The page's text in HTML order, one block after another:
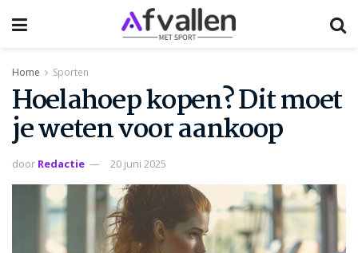
Home Sporten
Hoelahoep kopen? Dit moet
je weten voor aankoop
door Redactie 20 juni 2025